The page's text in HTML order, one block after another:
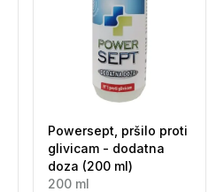
Powersept, pršilo proti
glivicam - dodatna
doza (200 ml)
200 ml